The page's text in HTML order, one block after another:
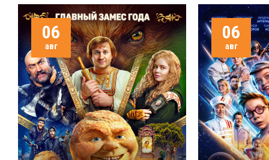
06
авг
06
авг